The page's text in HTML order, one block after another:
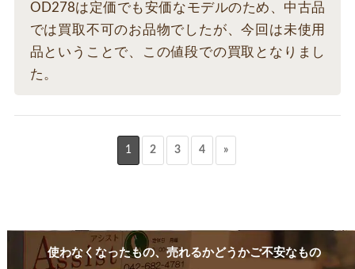
OD278は定価でも安価なモデルのため、中古品
では買取不可のお品物でしたが、今回は未使用
品ということで、この値段での買取となりまし
た。
1 2 3 4 »
使わなくなったもの、売れるかどうかご不安なもの